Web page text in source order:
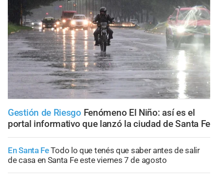
Gestión de Riesgo Fenómeno El Niño: así es el
portal informativo que lanzó la ciudad de Santa Fe
En Santa FeTodo lo que tenés que saber antes de salir
de casa en Santa Fe este viernes 7 de agosto